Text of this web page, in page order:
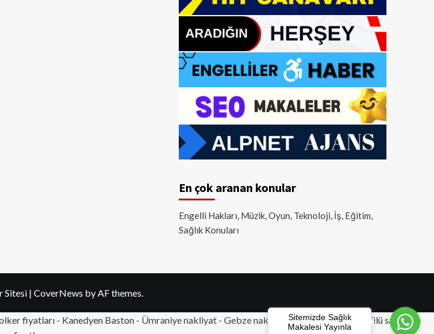
En çok aranan konular
Engelli Hakları, Müzik, Oyun, Teknoloji, İş, Eğitim,
Sağlık Konuları
Sitesi | CoverNews by AF themes.
fiyatları - Kanedyen Baston - Ümraniye nakliyat - Gebze nakliyat -Tuzla nakliyat - Akülü sandalye
Sitemizde Sağlık
Makalesi Yayınla